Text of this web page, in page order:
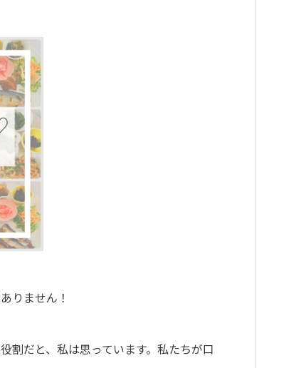
りません！
割だと、私は思っています。私たちが口